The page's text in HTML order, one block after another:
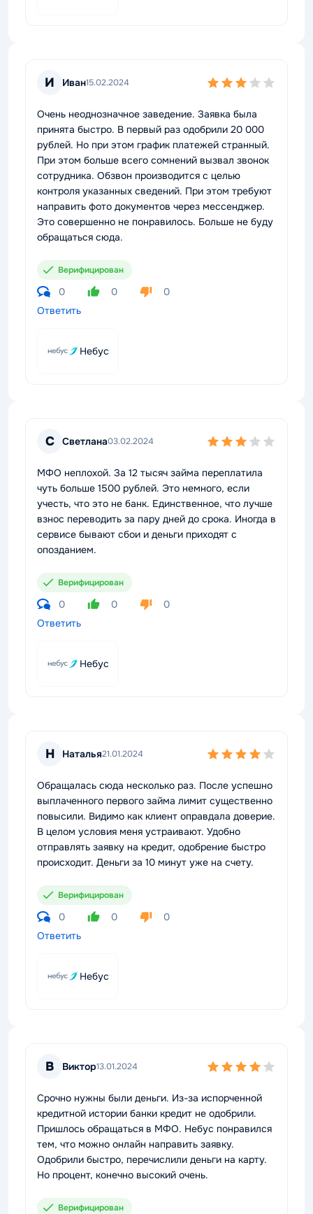
И Иван15.02.2024
Очень неоднозначное заведение. Заявка была
принята быстро. В первый раз одобрили 20 000
рублей. Но при этом график платежей странный.
При этом больше всего сомнений вызвал звонок
сотрудника. Обзвон производится с целью
контроля указанных сведений. При этом требуют
направить фото документов через мессенджер.
Это совершенно не понравилось. Больше не буду
обращаться сюда.
Верифицирован
0 0
0
Ответить
Небус
С Светлана03.02.2024
МФО неплохой. За 12 тысяч займа переплатила
чуть больше 1500 рублей. Это немного, если
учесть, что это не банк. Единственное, что лучше
взнос переводить за пару дней до срока. Иногда в
сервисе бывают сбои и деньги приходят с
опозданием.
Верифицирован
0 0
0
Ответить
Небус
Н Наталья21.01.2024
Обращалась сюда несколько раз. После успешно
выплаченного первого займа лимит существенно
повысили. Видимо как клиент оправдала доверие.
В целом условия меня устраивают. Удобно
отправлять заявку на кредит, одобрение быстро
происходит. Деньги за 10 минут уже на счету.
Верифицирован
0 0
0
Ответить
Небус
В Виктор13.01.2024
Срочно нужны были деньги. Из-за испорченной
кредитной истории банки кредит не одобрили.
Пришлось обращаться в МФО. Небус понравился
тем, что можно онлайн направить заявку.
Одобрили быстро, перечислили деньги на карту.
Но процент, конечно высокий очень.
Верифицирован